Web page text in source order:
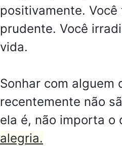
positivamente.
prudente. Você
vida.
Sonhar com alguem
recentemente não
ela é, não importa o
alegria.